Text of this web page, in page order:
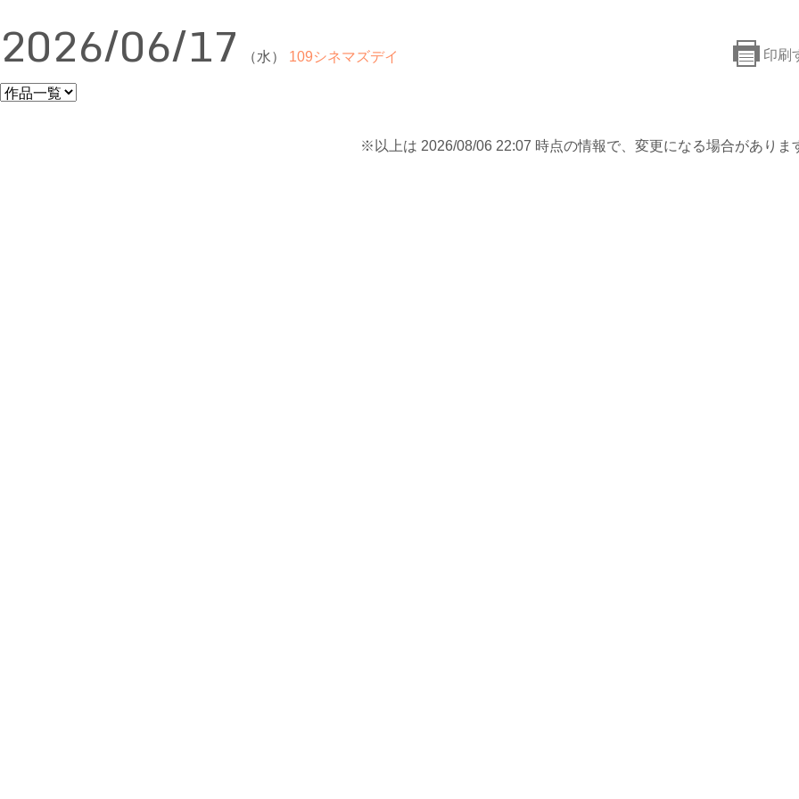
印刷
2026/06/17 （水） 109シネマズデイ
※以上は 2026/08/06 22:07 時点の情報で、変更になる場合がありま